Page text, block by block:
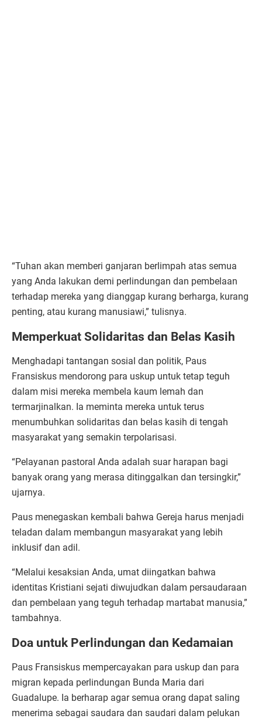
“Tuhan akan memberi ganjaran berlimpah atas semua
yang Anda lakukan demi perlindungan dan pembelaan
terhadap mereka yang dianggap kurang berharga, kurang
penting, atau kurang manusiawi,” tulisnya.
Memperkuat Solidaritas dan Belas Kasih
Menghadapi tantangan sosial dan politik, Paus
Fransiskus mendorong para uskup untuk tetap teguh
dalam misi mereka membela kaum lemah dan
termarjinalkan. Ia meminta mereka untuk terus
menumbuhkan solidaritas dan belas kasih di tengah
masyarakat yang semakin terpolarisasi.
“Pelayanan pastoral Anda adalah suar harapan bagi
banyak orang yang merasa ditinggalkan dan tersingkir,”
ujarnya.
Paus menegaskan kembali bahwa Gereja harus menjadi
teladan dalam membangun masyarakat yang lebih
inklusif dan adil.
“Melalui kesaksian Anda, umat diingatkan bahwa
identitas Kristiani sejati diwujudkan dalam persaudaraan
dan pembelaan yang teguh terhadap martabat manusia,”
tambahnya.
Doa untuk Perlindungan dan Kedamaian
Paus Fransiskus mempercayakan para uskup dan para
migran kepada perlindungan Bunda Maria dari
Guadalupe. Ia berharap agar semua orang dapat saling
menerima sebagai saudara dan saudari dalam pelukan